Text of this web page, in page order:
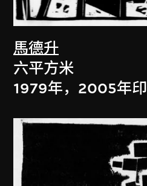
馬德升
六平方米
1979年，2005年印